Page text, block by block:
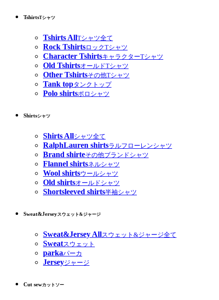
TshirtsTシャツ
Tshirts AllTシャツ全て
Rock TshirtsロックTシャツ
Character TshirtsキャラクターTシャツ
Old TshirtsオールドTシャツ
Other Tshirtsその他Tシャツ
Tank topタンクトップ
Polo shirtsポロシャツ
Shirtsシャツ
Shirts Allシャツ全て
RalphLauren shirtsラルフローレンシャツ
Brand shirteその他ブランドシャツ
Flannel shirtsネルシャツ
Wool shirtsウールシャツ
Old shirtsオールドシャツ
Shortsleeved shirts半袖シャツ
Sweat&Jerseyスウェット&ジャージ
Sweat&Jersey Allスウェット&ジャージ全て
Sweatスウェット
parkaパーカ
Jerseyジャージ
Cut sewカットソー